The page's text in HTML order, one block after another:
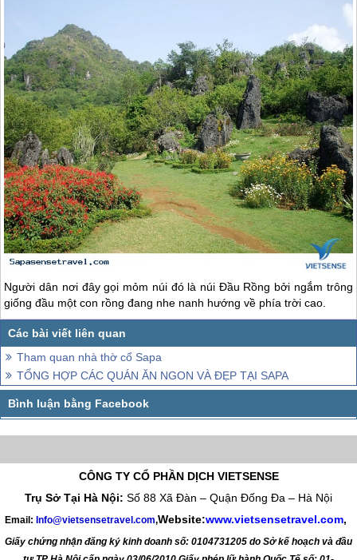
Người dân nơi đây gọi mỏm núi đó là núi Đầu Rồng bởi ngắm trông
giống đầu một con rồng đang nhe nanh hướng về phía trời cao.
Tham quan nhà thờ cổ Sapa
TỔNG HỢP CÁC QUÁN ĂN NGON VÀ ĐẸP TẠI SAPA
CÔNG TY CỔ PHẦN DỊCH VIETSENSE
Trụ Sở Tại Hà Nội: Số 88 Xã Đàn – Quận Đống Đa – Hà Nội
Email: Info@vietsensetravel.com,Website:www.vietsensetravel.com,
Giấy chứng nhận đăng ký kinh doanh số: 0104731205 do Sở kế hoạch và đầu